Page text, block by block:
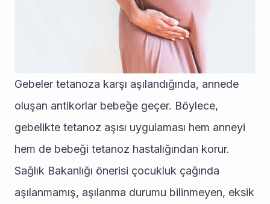
Gebeler tetanoza karşı aşılandığında, annede
oluşan antikorlar bebeğe geçer. Böylece,
gebelikte tetanoz aşısı uygulaması hem anneyi
hem de bebeği tetanoz hastalığından korur.
Sağlık Bakanlığı önerisi çocukluk çağında
aşılanmamış, aşılanma durumu bilinmeyen, eksik